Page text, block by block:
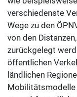
verschiedenste
Wege zu den
von den
zurückgelegt
öffentlichen
ländlichen
Mobilitätsmodelle